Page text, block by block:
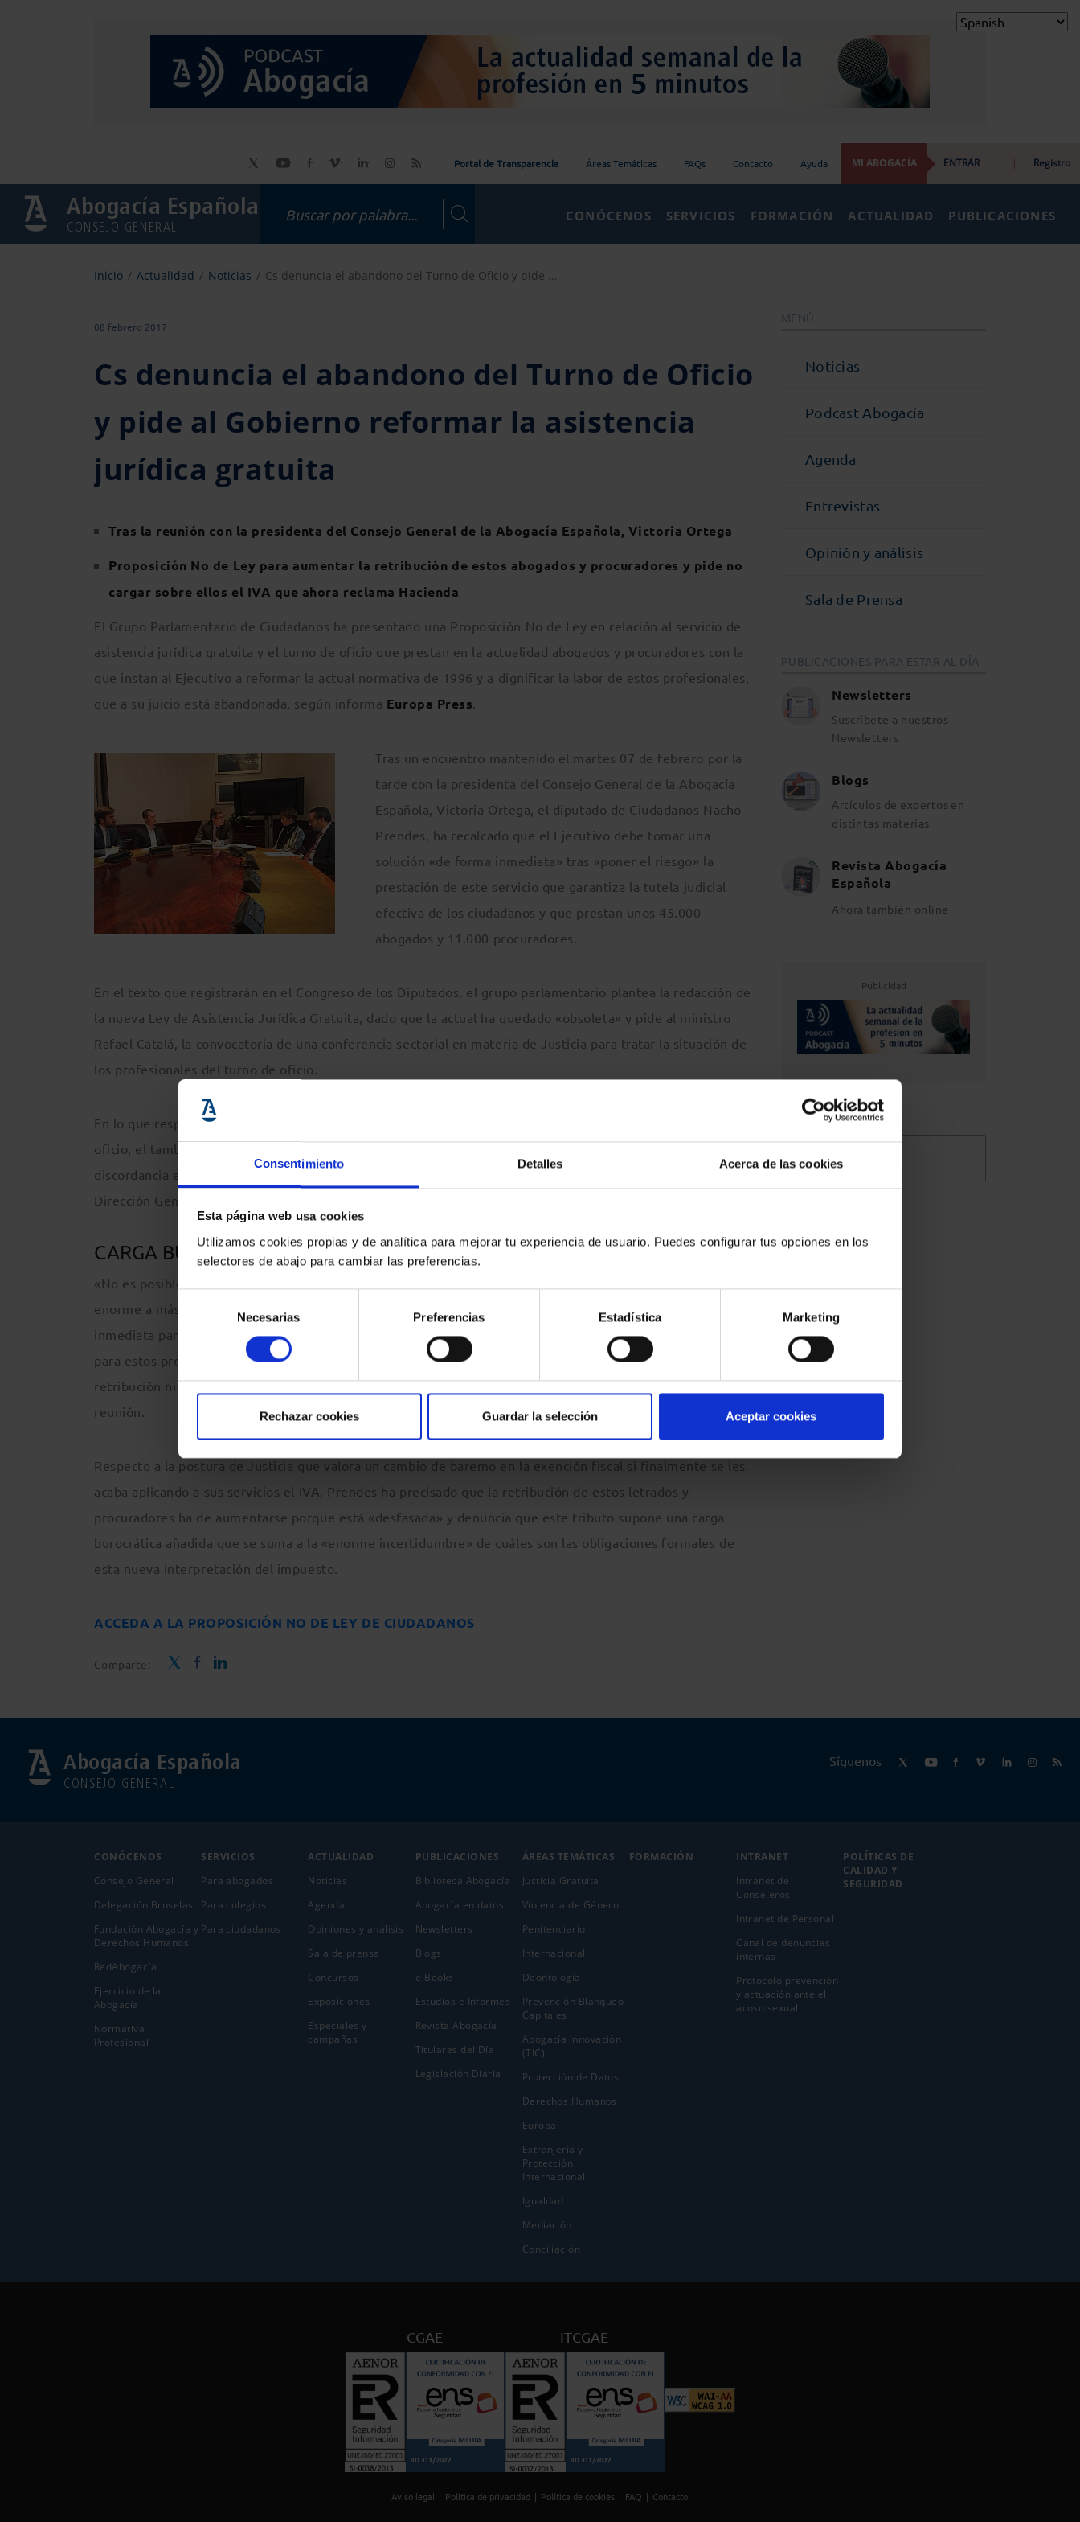
Consentimiento Detalles Acerca de las cookies
Esta página web usa cookies
Utilizamos cookies propias y de analítica para mejorar tu experiencia de usuario. Puedes configurar tus opciones en los
selectores de abajo para cambiar las preferencias.
de
consentimiento
Necesarias Preferencias Estadística Marketing
Rechazar cookies Guardar la selección Aceptar cookies
Portal de Transparencia Áreas Temáticas FAQs Contacto Ayuda MI ABOGACÍA ENTRAR | Registro
Abogacía Española
CONSEJO GENERAL
CONÓCENOS SERVICIOS FORMACIÓN ACTUALIDAD PUBLICACIONES
Inicio Actualidad Noticias Cs denuncia el abandono del Turno de Oficio y pide ...
08 febrero 2017
Cs denuncia el abandono del Turno de Oficio
y pide al Gobierno reformar la asistencia
jurídica gratuita
Tras la reunión con la presidenta del Consejo General de la Abogacía Española, Victoria Ortega
Proposición No de Ley para aumentar la retribución de estos abogados y procuradores y pide no
cargar sobre ellos el IVA que ahora reclama Hacienda
El Grupo Parlamentario de Ciudadanos ha presentado una Proposición No de Ley en relación al servicio de
asistencia jurídica gratuita y el turno de oficio que prestan en la actualidad abogados y procuradores con la
que instan al Ejecutivo a reformar la actual normativa de 1996 y a dignificar la labor de estos profesionales,
que a su juicio está abandonada, según informa Europa Press.
Tras un encuentro mantenido el martes 07 de febrero por la
tarde con la presidenta del Consejo General de la Abogacía
Española, Victoria Ortega, el diputado de Ciudadanos Nacho
Prendes, ha recalcado que el Ejecutivo debe tomar una
solución «de forma inmediata» tras «poner el riesgo» la
prestación de este servicio que garantiza la tutela judicial
efectiva de los ciudadanos y que prestan unos 45.000
abogados y 11.000 procuradores.
En el texto que registrarán en el Congreso de los Diputados, el grupo parlamentario plantea la redacción de
la nueva Ley de Asistencia Jurídica Gratuita, dado que la actual ha quedado «obsoleta» y pide al ministro
Rafael Catalá, la convocatoria de una conferencia sectorial en materia de Justicia para tratar la situación de
los profesionales del turno de oficio.
En lo que respecta al cambio de criterio de la Agencia Tributaria que supone gravar con IVA al turno de
oficio, el también vicepresidente primero de la Mesa del Congreso ha denunciado que existe una
discordancia entre el Ministerio de Justicia y el de Hacienda en cuanto a la interpretación que se hace de la
Dirección General de Tributos, que tras 30 años retira la exención de pago del IVA en el turno de oficio.
CARGA BUROCRÁTICA AÑADIDA
«No es posible que el Ministerio de Hacienda haga una nueva interpretación que supone un varapalo
enorme a más de 45.000 profesionales en toda España. Pedimos al Gobierno que articule una solución
inmediata para que la nueva interpretación jurídica, que nos parece discutible, sea absolutamente neutra
para estos profesionales a los que no podemos poner una carga añadida cuando no están percibiendo ni
retribución ni pagos que creemos que se merecen por este servicio», ha espetado Prendes al término de la
reunión.
Respecto a la postura de Justicia que valora un cambio de baremo en la exención fiscal si finalmente se les
acaba aplicando a sus servicios el IVA, Prendes ha precisado que la retribución de estos letrados y
procuradores ha de aumentarse porque está «desfasada» y denuncia que este tributo supone una carga
burocrática añadida que se suma a la «enorme incertidumbre» de cuáles son las obligaciones formales de
esta nueva interpretación del impuesto.
ACCEDA A LA PROPOSICIÓN NO DE LEY DE CIUDADANOS
Comparte:
MENÚ
Noticias
Podcast Abogacía
Agenda
Entrevistas
Opinión y análisis
Sala de Prensa
PUBLICACIONES PARA ESTAR AL DÍA
Newsletters
Suscríbete a nuestros
Newsletters
Blogs
Artículos de expertos en
distintas materias
Revista Abogacía
Española
Ahora también online
Publicidad
@Abogacia_es
Abogacía Española
CONSEJO GENERAL
Síguenos
CONÓCENOS
Consejo General
Delegación Bruselas
Fundación Abogacía y
Derechos Humanos
RedAbogacía
Ejercicio de la
Abogací­a
Normativa
Profesional
SERVICIOS
Para abogados
Para colegios
Para ciudadanos
ACTUALIDAD
Noticias
Agenda
Opiniones y análisis
Sala de prensa
Concursos
Exposiciones
Especiales y
campañas
PUBLICACIONES
Biblioteca Abogacía
Abogacía en datos
Newsletters
Blogs
e-Books
Estudios e Informes
Revista Abogacía
Titulares del Día
Legislación Diaria
ÁREAS TEMÁTICAS
Justicia Gratuita
Violencia de Género
Penitenciario
Internacional
Deontología
Prevención Blanqueo
Capitales
Abogacía Innovación
(TIC)
Protección de Datos
Derechos Humanos
Europa
Extranjería y
Protección
Internacional
Igualdad
Mediación
Conciliación
FORMACIÓN
INTRANET
Intranet de
Consejeros
Intranet de Personal
Canal de denuncias
internas
Protocolo prevención
y actuación ante el
acoso sexual
POLÍTICAS DE
CALIDAD Y
SEGURIDAD
CGAE ITCGAE
Aviso legal Política de privacidad Política de cookies FAQ Contacto